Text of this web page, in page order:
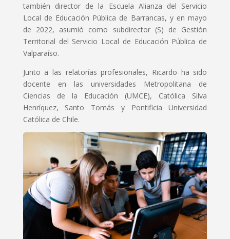
también director de la Escuela Alianza del Servicio
Local de Educación Pública de Barrancas, y en mayo
de 2022, asumió como subdirector (S) de Gestión
Territorial del Servicio Local de Educación Pública de
Valparaíso.
Junto a las relatorías profesionales, Ricardo ha sido
docente en las universidades Metropolitana de
Ciencias de la Educación (UMCE), Católica Silva
Henríquez, Santo Tomás y Pontificia Universidad
Católica de Chile.